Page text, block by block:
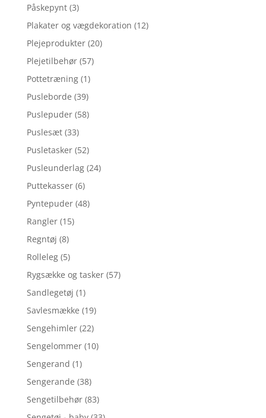
Påskepynt (3)
Plakater og vægdekoration (12)
Plejeprodukter (20)
Plejetilbehør (57)
Pottetræning (1)
Pusleborde (39)
Puslepuder (58)
Puslesæt (33)
Pusletasker (52)
Pusleunderlag (24)
Puttekasser (6)
Pyntepuder (48)
Rangler (15)
Regntøj (8)
Rolleleg (5)
Rygsække og tasker (57)
Sandlegetøj (1)
Savlesmække (19)
Sengehimler (22)
Sengelommer (10)
Sengerand (1)
Sengerande (38)
Sengetilbehør (83)